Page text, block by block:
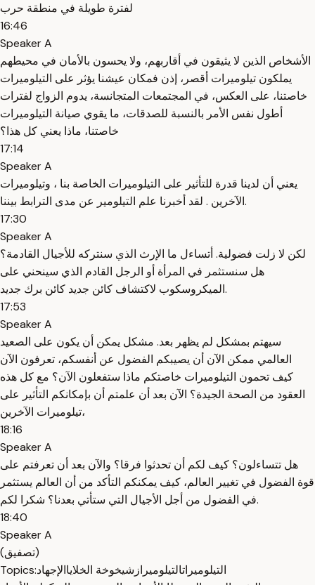
لفترة طويلة في منطقة حرب
16:46
Speaker A
الأشخاص الذين لا يثيقون في أقاربهم، ولا يحسون بالأمان في محيطهم
يملكون تيلوميرات أقصر، إذن فمكان عيشنا يؤثر على التيلوميرات
خاصتنا، على العكس، في المجتمعات المتجانسة، يدوم الزواج لفترات
أطول نفس الأمر بالنسبة للصدقات، ما يقوي صيانة التيلوميرات
خاصتنا، ماذا يعني كل هذا؟
17:14
Speaker A
يعني أن لدينا قدرة للتأثير على التيلوميرات الخاصة بنا ، وتيلوميرات
الآخرين . لقد أخبرنا علم التيلومير عن مدى الترابط بيننا.
17:30
Speaker A
لكن لا زلت فضولية. أتساءل ما الإرث الذي سنتركه للأجيال القادمة؟
هل سنستثمر في المرأة أو الرجل القادم الذي سينحني على
الميكروسكوب لاكتشاف كائن جديد كائن برك جديد.
17:53
Speaker A
سيهتم بمشكل لم يظهر بعد. مشكل يمكن أن يكون على الصعيد
العالمي ممكن الآن أن يصيبكم الفضول عن أنفسكم، تعرفون الآن
كيف تحمون التيلوميرات خاصتكم ماذا ستفعلون الآن؟ مع كل هذه
العقود من الصحة الجيدة؟ الآن بعد أن علمتم أن بإمكانكم التأثير على
تيلوميرات الآخرين،
18:16
Speaker A
هل تتساءلون؟ كيف لكم أن تحدثوا فرقا؟ والآن بعد أن تعرفتم على
قوة الفضول في تغيير العالم، كيف يمكنكم التأكد من أن العالم يستثمر
في الفضول من أجل الأجيال التي ستأتي بعدنا؟ شكرا لكم.
18:40
Speaker A
(تصفيق)
Topics:
التيلوميراتالتيلوميراز شيخوخة الخلاياالإجهاد